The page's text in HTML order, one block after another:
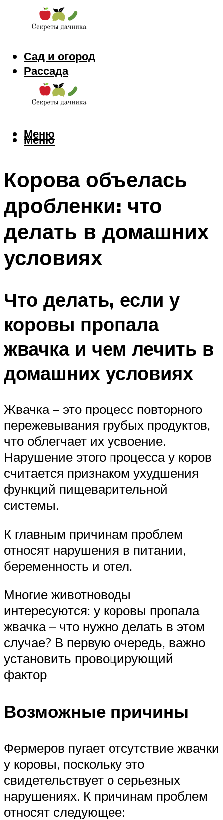
Сад и огород
Рассада
Цветы
Заготовки
Меню
Меню
Корова объелась
дробленки: что
делать в домашних
условиях
Что делать, если у
коровы пропала
жвачка и чем лечить в
домашних условиях
Жвачка – это процесс повторного
пережевывания грубых продуктов,
что облегчает их усвоение.
Нарушение этого процесса у коров
считается признаком ухудшения
функций пищеварительной
системы.
К главным причинам проблем
относят нарушения в питании,
беременность и отел.
Многие животноводы
интересуются: у коровы пропала
жвачка – что нужно делать в этом
случае? В первую очередь, важно
установить провоцирующий
фактор
Возможные причины
Фермеров пугает отсутствие жвачки
у коровы, поскольку это
свидетельствует о серьезных
нарушениях. К причинам проблем
относят следующее: